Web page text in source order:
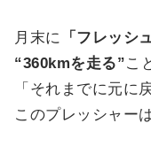
月末に 「フレッシ
“360kmを走る”こ
「それまでに元に
このプレッシャー